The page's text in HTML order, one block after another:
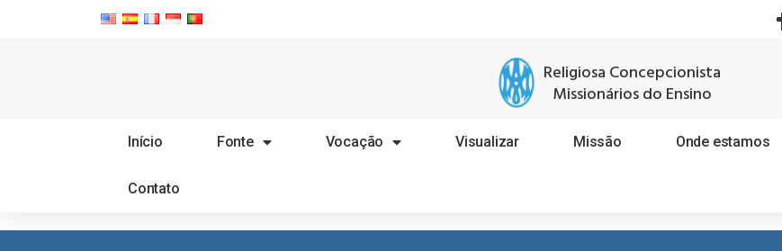
Religiosa Concepcionista
Missionários do Ensino
Início Fonte Vocação Visualizar Missão Onde estamos
Contato